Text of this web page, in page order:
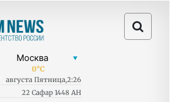
0°C
августа Пятница,2:26
22 Сафар 1448 AH